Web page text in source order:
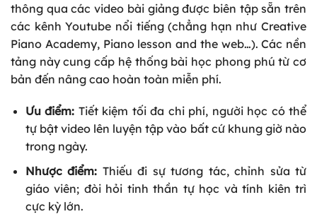
thông qua cácvideo bài giảng được biên tập sẵn trên
các kênh Youtube nổi tiếng (chẳng hạn như Creative
Piano Academy, Piano lesson and the web…). Các nền
tảng này cung cấp hệ thống bài học phong phú từ cơ
bản đến nâng cao hoàn toàn miễn phí.
Ưu điểm: Tiết kiệm tối đa chi phí, người học có thể
tự bật video lên luyện tập vào bất cứ khung giờ nào
trong ngày.
Nhược điểm: Thiếu đi sự tương tác, chỉnh sửa từ
giáo viên; đòi hỏi tinh thần tự học và tính kiên trì
cực kỳ lớn.